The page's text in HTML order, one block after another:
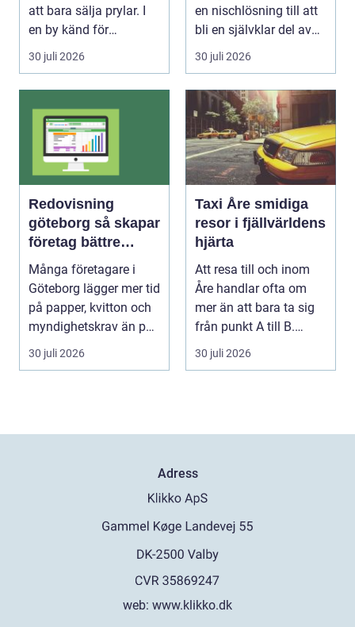
att bara sälja prylar. I
en by känd för
längdskidåkn...
30 juli 2026
en nischlösning till att
bli en självklar del av
mode...
30 juli 2026
Redovisning
göteborg så skapar
företag bättre
kontroll och mer
tid
Många företagare i
Göteborg lägger mer tid
på papper, kvitton och
myndighetskrav än på
kunder och ut...
30 juli 2026
Taxi Åre smidiga
resor i fjällvärldens
hjärta
Att resa till och inom
Åre handlar ofta om
mer än att bara ta sig
från punkt A till B.
Vädret skifta...
30 juli 2026
Adress
web: www.klikko.dk